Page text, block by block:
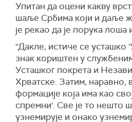
Упитан да оцени какву
шаље Србима који и даље
је рекао да је порука лоша
''Дакле, истиче се усташко
знак кориштен у
Усташког покрета и
Хрватске. Затим, наравно,
формације која има као
спремни'. Све је то нешто
узнемирује и онако